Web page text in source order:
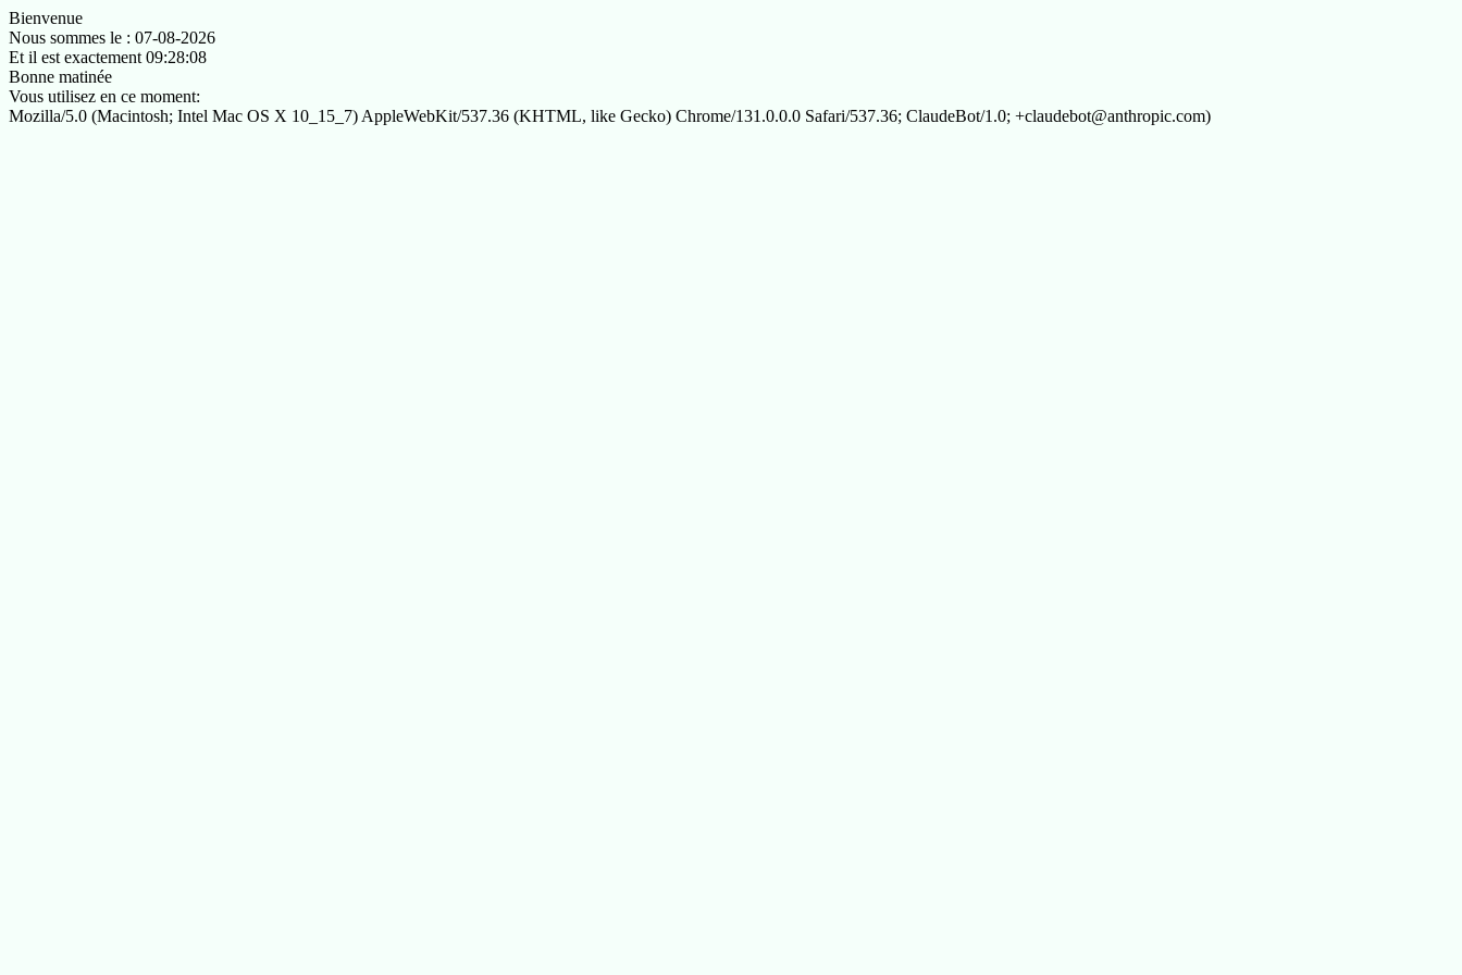
Bienvenue
Nous sommes le : 07-08-2026
Et il est exactement 09:28:08
Bonne matinée
Vous utilisez en ce moment:
Mozilla/5.0 (Macintosh; Intel Mac OS X 10_15_7) AppleWebKit/537.36 (KHTML, like Gecko) Chrome/131.0.0.0 Safari/537.36; ClaudeBot/1.0; +claudebot@anthropic.com)